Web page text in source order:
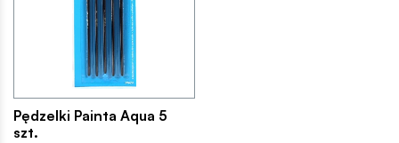
Pędzelki Painta Aqua 5
szt.